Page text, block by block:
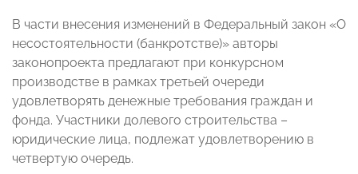
В части внесения изменений в Федеральный закон «О
несостоятельности (банкротстве)» авторы
законопроекта предлагают при конкурсном
производстве в рамках третьей очереди
удовлетворять денежные требования граждан и
фонда. Участники долевого строительства –
юридические лица, подлежат удовлетворению в
четвертую очередь.